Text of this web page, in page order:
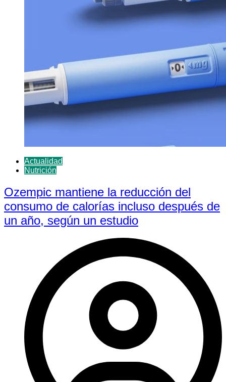
Actualidad
Nutrición
Ozempic mantiene la reducción del
consumo de calorías incluso después de
un año, según un estudio